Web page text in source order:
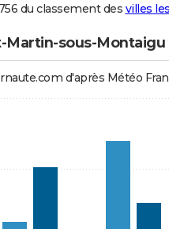
du classement des villes
Martin-sous-Montaigu
d'après Météo